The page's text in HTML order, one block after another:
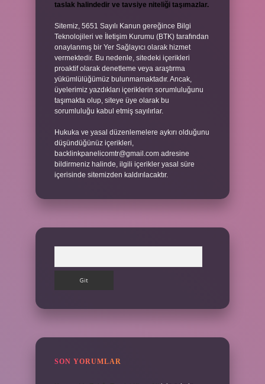
taslak halindedir ve tavsiye niteliği taşımazlar.
Sitemiz, 5651 Sayılı Kanun gereğince Bilgi
Teknolojileri ve İletişim Kurumu (BTK) tarafından
onaylanmış bir Yer Sağlayıcı olarak hizmet
vermektedir. Bu nedenle, sitedeki içerikleri
proaktif olarak denetleme veya araştırma
yükümlülüğümüz bulunmamaktadır. Ancak,
üyelerimiz yazdıkları içeriklerin sorumluluğunu
taşımakta olup, siteye üye olarak bu
sorumluluğu kabul etmiş sayılırlar.
Hukuka ve yasal düzenlemelere aykırı olduğunu
düşündüğünüz içerikleri,
backlinkpanelicomtr@gmail.com adresine
bildirmeniz halinde, ilgili içerikler yasal süre
içerisinde sitemizden kaldırılacaktır.
SON YORUMLAR